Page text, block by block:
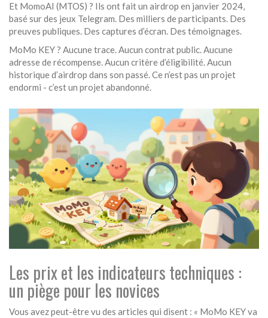
Et MomoAI (MTOS) ? Ils ont fait un airdrop en janvier 2024,
basé sur des jeux Telegram. Des milliers de participants. Des
preuves publiques. Des captures d’écran. Des témoignages.
MoMo KEY ? Aucune trace. Aucun contrat public. Aucune
adresse de récompense. Aucun critère d’éligibilité. Aucun
historique d’airdrop dans son passé. Ce n’est pas un projet
endormi - c’est un projet abandonné.
Les prix et les indicateurs techniques :
un piège pour les novices
Vous avez peut-être vu des articles qui disent : « MoMo KEY va